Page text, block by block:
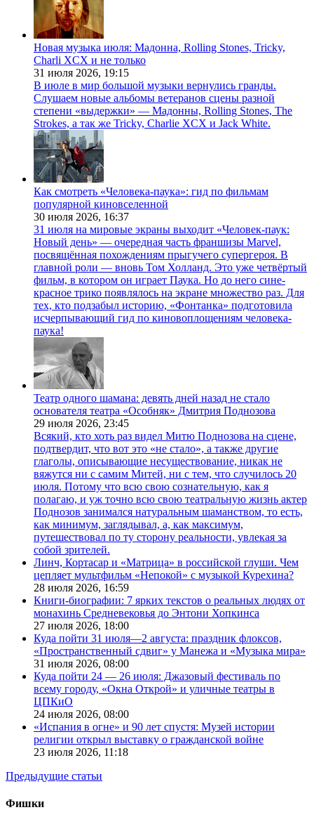
Новая музыка июля: Мадонна, Rolling Stones, Tricky,
Charli XCX и не только
31 июля 2026, 19:15
В июле в мир большой музыки вернулись гранды.
Слушаем новые альбомы ветеранов сцены разной
степени «выдержки» — Мадонны, Rolling Stones, The
Strokes, а так же Tricky, Charlie XCX и Jack White.
Как смотреть «Человека-паука»: гид по фильмам
популярной киновселенной
30 июля 2026, 16:37
31 июля на мировые экраны выходит «Человек-паук:
Новый день» — очередная часть франшизы Marvel,
посвящённая похождениям прыгучего супергероя. В
главной роли — вновь Том Холланд. Это уже четвёртый
фильм, в котором он играет Паука. Но до него сине-
красное трико появлялось на экране множество раз. Для
тех, кто подзабыл историю, «Фонтанка» подготовила
исчерпывающий гид по киновоплощениям человека-
паука!
Театр одного шамана: девять дней назад не стало
основателя театра «Особняк» Дмитрия Поднозова
29 июля 2026, 23:45
Всякий, кто хоть раз видел Митю Поднозова на сцене,
подтвердит, что вот это «не стало», а также другие
глаголы, описывающие несуществование, никак не
вяжутся ни с самим Митей, ни с тем, что случилось 20
июля. Потому что всю свою сознательную, как я
полагаю, и уж точно всю свою театральную жизнь актер
Поднозов занимался натуральным шаманством, то есть,
как минимум, заглядывал, а, как максимум,
путешествовал по ту сторону реальности, увлекая за
собой зрителей.
Линч, Кортасар и «Матрица» в российской глуши. Чем
цепляет мультфильм «Непокой» с музыкой Курехина?
28 июля 2026, 16:59
Книги-биографии: 7 ярких текстов о реальных людях от
монахинь Средневековья до Энтони Хопкинса
27 июля 2026, 18:00
Куда пойти 31 июля—2 августа: праздник флоксов,
«Пространственный сдвиг» у Манежа и «Музыка мира»
31 июля 2026, 08:00
Куда пойти 24 — 26 июля: Джазовый фестиваль по
всему городу, «Окна Открой» и уличные театры в
ЦПКиО
24 июля 2026, 08:00
«Испания в огне» и 90 лет спустя: Музей истории
религии открыл выставку о гражданской войне
23 июля 2026, 11:18
Предыдущие статьи
Фишки